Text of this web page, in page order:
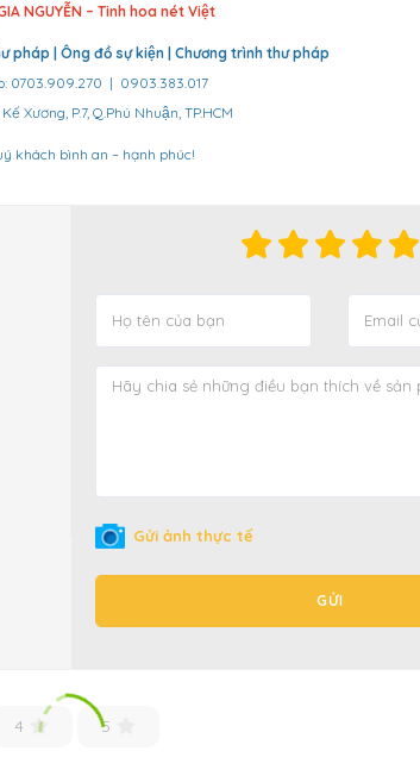
NGUYỄN – Tinh hoa nét Việt
pháp | Ông đồ sự kiện | Chương trình thư pháp
0703.909.270 | 0903.383.017
Xương, P.7, Q.Phú Nhuận, TP.HCM
khách bình an – hạnh phúc!
Gửi ảnh thực tế
GỬI
4 5